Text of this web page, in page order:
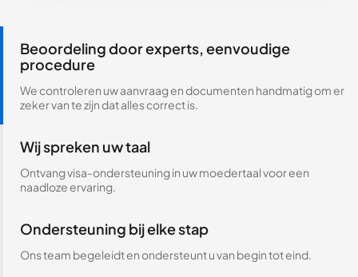
Beoordeling door experts, eenvoudige
procedure
We controleren uw aanvraag en documenten handmatig om er
zeker van te zijn dat alles correct is.
Wij spreken uw taal
Ontvang visa-ondersteuning in uw moedertaal voor een
naadloze ervaring.
Ondersteuning bij elke stap
Ons team begeleidt en ondersteunt u van begin tot eind.